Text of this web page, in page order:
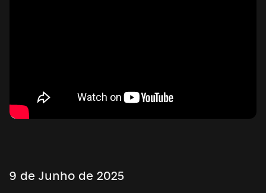
9 de Junho de 2025